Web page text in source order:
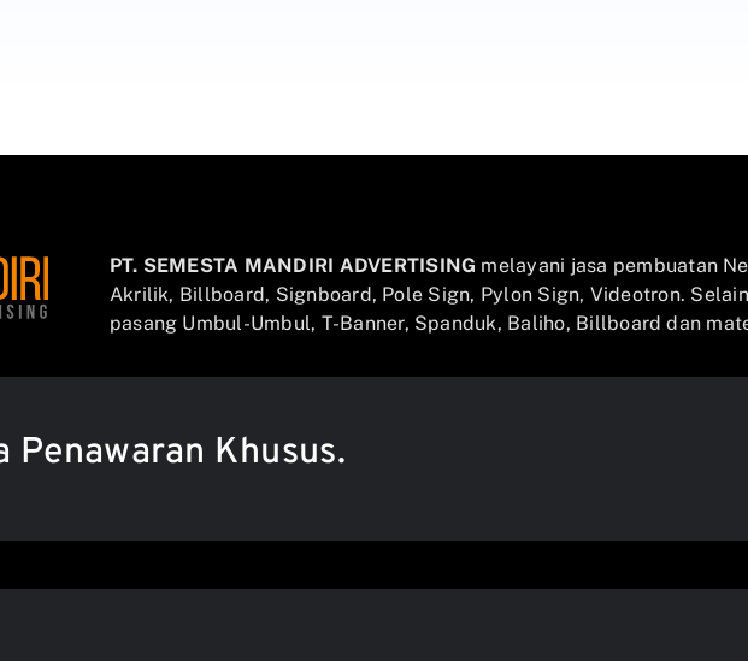
PT. SEMESTA MANDIRI ADVERTISING melayani jasa pembuatan
Akrilik, Billboard, Signboard, Pole Sign, Pylon Sign, Videotron.
pasang Umbul-Umbul, T-Banner, Spanduk, Baliho, Billboard dan
Penawaran Khusus.